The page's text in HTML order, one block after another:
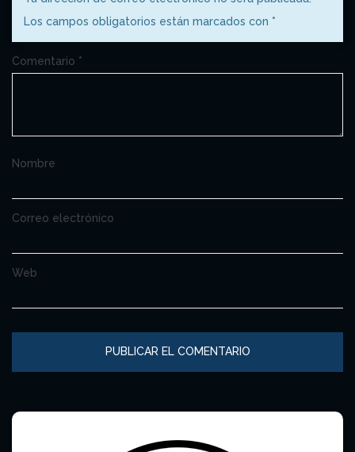
Los campos obligatorios están marcados con *
Comentario *
Nombre
Correo electrónico
Web